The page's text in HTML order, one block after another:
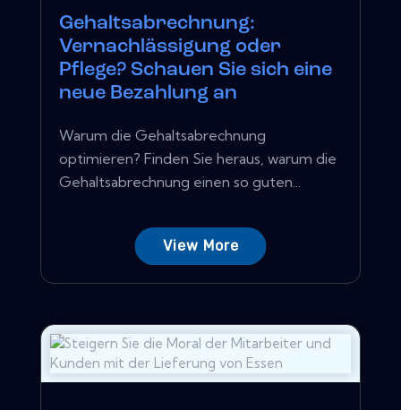
Gehaltsabrechnung:
Vernachlässigung oder
Pflege? Schauen Sie sich eine
neue Bezahlung an
Warum die Gehaltsabrechnung
optimieren? Finden Sie heraus, warum die
Gehaltsabrechnung einen so guten...
View More